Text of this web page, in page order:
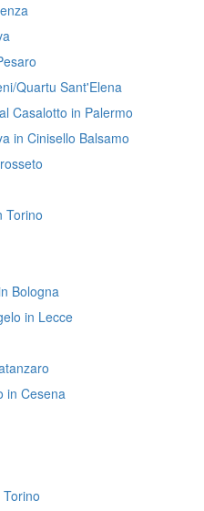
Quartu Sant'Elena
Casalotto in Palermo
in Cinisello Balsamo
Torino
Bologna
in Lecce
in Cesena